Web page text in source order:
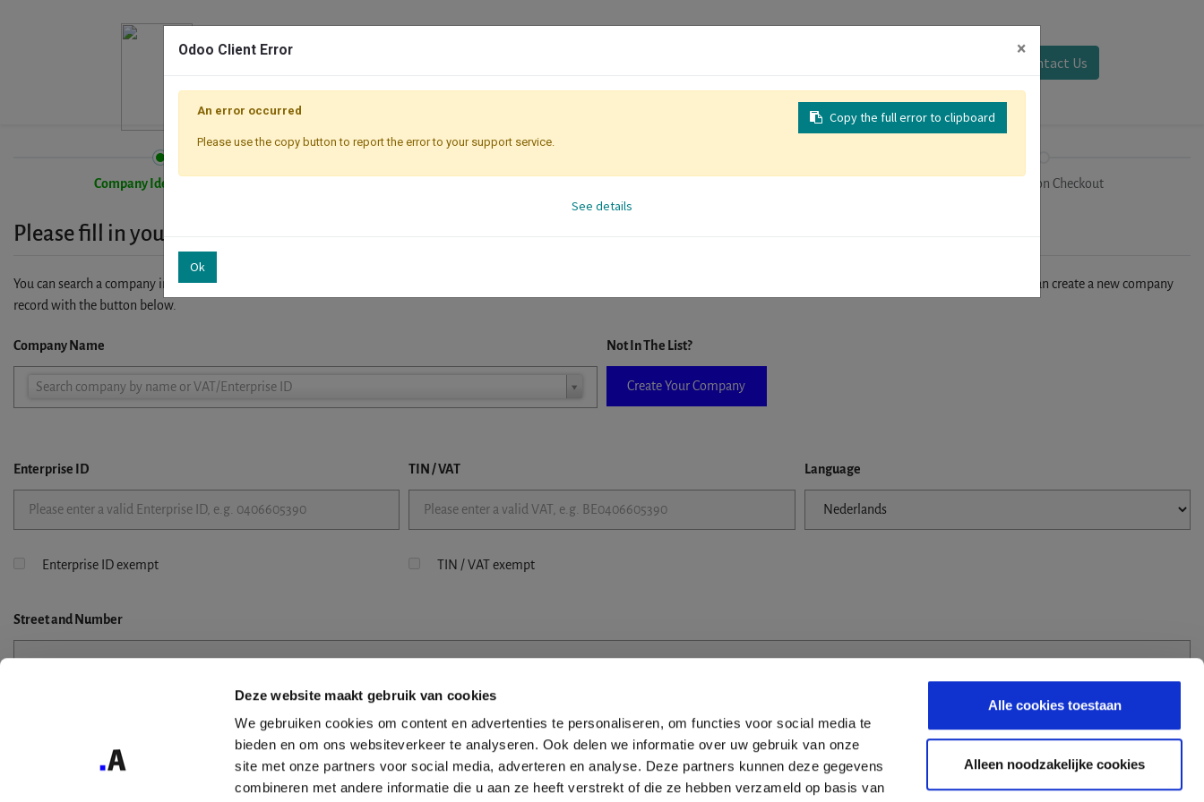
Deze website maakt gebruik van cookies
We gebruiken cookies om content en advertenties te personaliseren, om functies voor social media te
bieden en om ons websiteverkeer te analyseren. Ook delen we informatie over uw gebruik van onze
site met onze partners voor social media, adverteren en analyse. Deze partners kunnen deze gegevens
combineren met andere informatie die u aan ze heeft verstrekt of die ze hebben verzameld op basis van
Alle cookies toestaan
Alleen noodzakelijke cookies
Contact Us
Company Identification Registration Checkout
Please fill in your company details
You can search a company in our database by name, VAT or enterprise ID. When a company is selected it will auto-complete the form. If you don't find your company in our database, you can create a new company
record with the button below.
Company Name
Search company by name or VAT/Enterprise ID
Company
Not In The List?
Create Your Company
Enterprise ID TIN / VAT Language
Enterprise ID exempt TIN / VAT exempt
Streetand Number
Odoo Client Error ×
Copy the full error to clipboard
An error occurred
Please use the copy button to report the error to your support service.
See details
Ok